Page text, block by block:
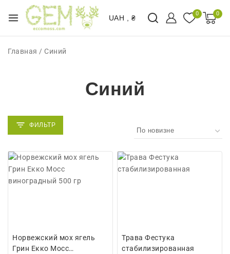
UAH , ₴
0 0
Главная / Синий
Синий
Норвежский мох ягель
Грин Екко Мосс
Трава Фестука
стабилизированная